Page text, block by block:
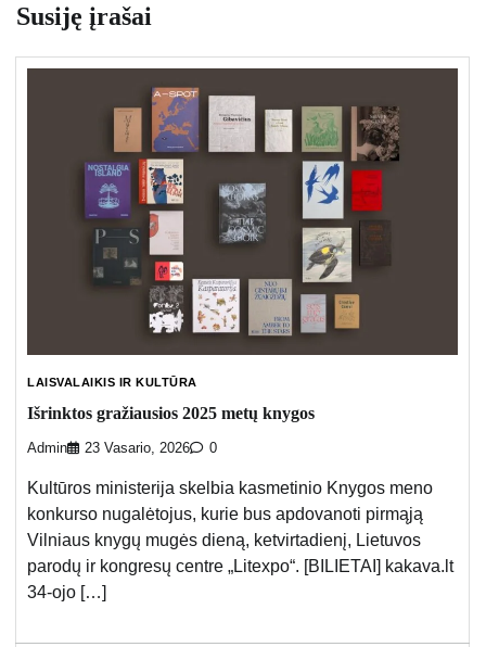
Susiję įrašai
LAISVALAIKIS IR KULTŪRA
Išrinktos gražiausios 2025 metų knygos
Admin 23 Vasario, 2026 0
Kultūros ministerija skelbia kasmetinio Knygos meno
konkurso nugalėtojus, kurie bus apdovanoti pirmąją
Vilniaus knygų mugės dieną, ketvirtadienį, Lietuvos
parodų ir kongresų centre „Litexpo“. [BILIETAI] kakava.lt
34-ojo […]